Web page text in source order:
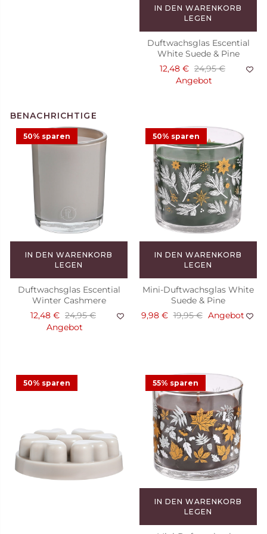
Duftkerze Raspberry
IN DEN WARENKORB
LEGEN
Duftwachsglas Escential
White Suede & Pine
12,48 € 24,95 €
Angebot
50% sparen
IN DEN WARENKORB
LEGEN
Duftwachsglas Escential
Winter Cashmere
12,48 € 24,95 €
Angebot
50% sparen
IN DEN WARENKORB
LEGEN
Mini-Duftwachsglas White
Suede & Pine
9,98 € 19,95 € Angebot
50% sparen 55% sparen
IN DEN WARENKORB
LEGEN